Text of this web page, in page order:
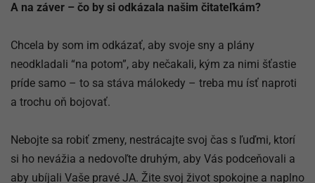
A na záver – čo by si odkázala našim čitateľkám?
Chcela by som im odkázať, aby svoje sny a plány
neodkladali “na potom”, aby nečakali, kým za nimi šťastie
príde samo – to sa stáva málokedy – treba mu ísť naproti
a trochu oň bojovať.
Nebojte sa robiť zmeny, nestrácajte svoj čas s ľuďmi, ktorí
si ho nevážia a nedovoľte druhým, aby Vás podceňovali a
aby ubíjali Vaše pravé JA. Žite svoj život spokojne a naplno